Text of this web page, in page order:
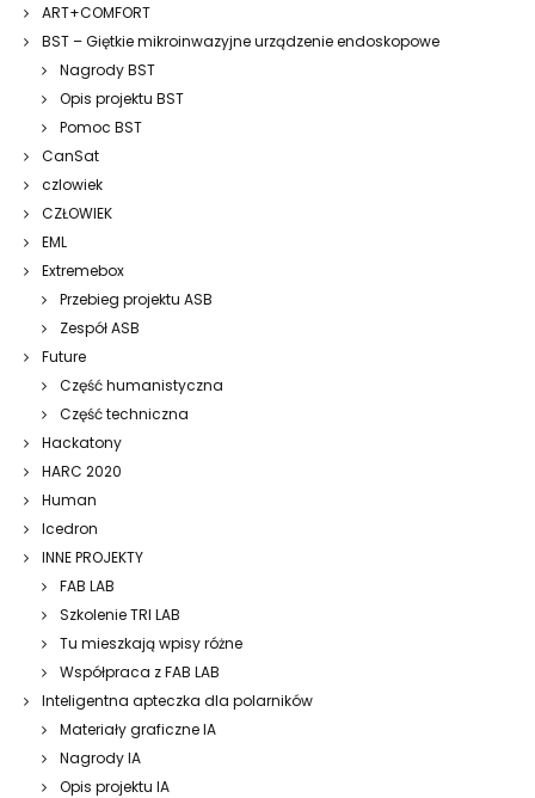
ART+COMFORT
BST – Giętkie mikroinwazyjne urządzenie endoskopowe
Nagrody BST
Opis projektu BST
Pomoc BST
CanSat
czlowiek
CZŁOWIEK
EML
Extremebox
Przebieg projektu ASB
Zespół ASB
Future
Część humanistyczna
Część techniczna
Hackatony
HARC 2020
Human
Icedron
INNE PROJEKTY
FAB LAB
Szkolenie TRI LAB
Tu mieszkają wpisy różne
Współpraca z FAB LAB
Inteligentna apteczka dla polarników
Materiały graficzne IA
Nagrody IA
Opis projektu IA